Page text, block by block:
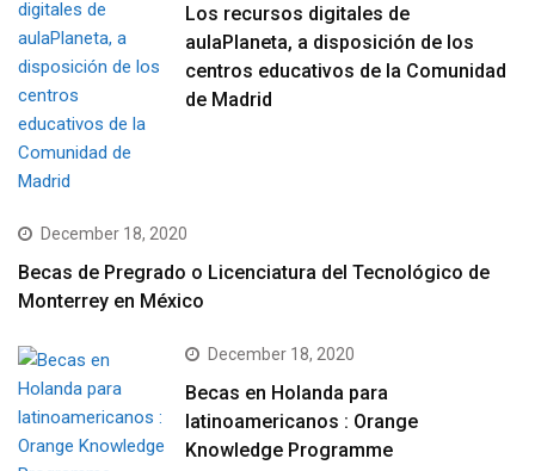
Los recursos digitales de
aulaPlaneta, a disposición de los
centros educativos de la Comunidad
de Madrid
December 18, 2020
Becas de Pregrado o Licenciatura del Tecnológico de
Monterrey en México
December 18, 2020
Becas en Holanda para
latinoamericanos : Orange
Knowledge Programme